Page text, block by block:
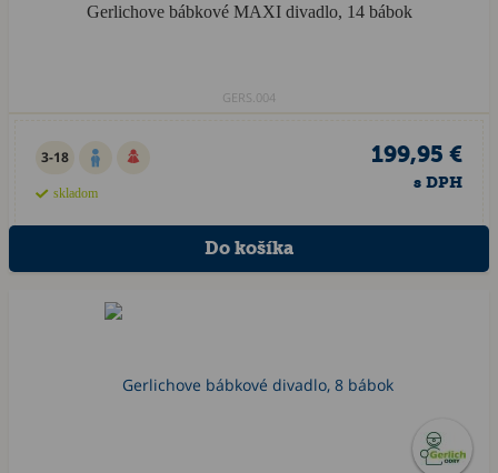
Gerlichove bábkové MAXI divadlo, 14 bábok
GERS.004
3-18
skladom
199,95 €
s DPH